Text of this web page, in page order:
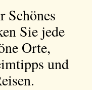
Schönes
Sie jede
Orte,
und